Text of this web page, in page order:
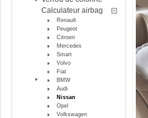
Calculateur airbag
Renault
Peugeot
Citroen
Mercedes
Smart
Volvo
Fiat
BMW
Audi
Nissan
Opel
Volkswagen